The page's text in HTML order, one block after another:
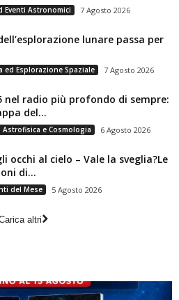
Eventi Astronomici 7 Agosto 2026
lunare passa per
ed Esplorazione Spaziale 7 Agosto 2026
nel radio più profondo di sempre:
del...
e Cosmologia 6 Agosto 2026
occhi al cielo – Vale la sveglia?Le
di...
del Mese 5 Agosto 2026
altri